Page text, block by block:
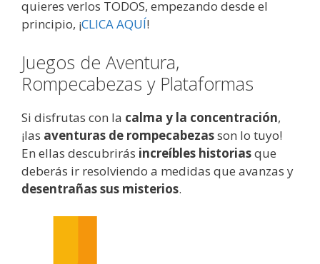
quieres verlos TODOS, empezando desde el
principio, ¡CLICA AQUÍ!
Juegos de Aventura,
Rompecabezas y Plataformas
Si disfrutas con la calma y la concentración,
¡las aventuras de rompecabezasson lo tuyo!
En ellas descubrirás increíbles historiasque
deberás ir resolviendo a medidas que avanzas y
desentrañas sus misterios.